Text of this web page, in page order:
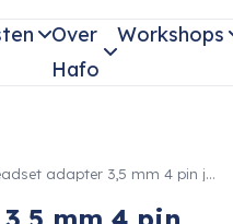
Over
Hafo
Workshops
Headset adapter 3,5 mm 4 pin jack 2x 3,5mm